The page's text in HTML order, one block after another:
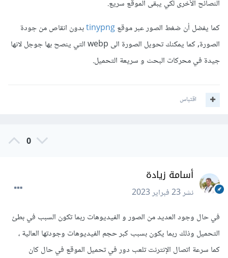
النصائح الأخرى لكي يبقى الموقع سريع.
كما يفضل أن ضغط الصور عبر موقعtinypng بدون انقاص من جودة
الصورة, كما يمكنك تحويل الصورة الى webp التي ينصح بها جوجل لانها
جيدة في محركات البحث و سريعة التحميل.
اقتباس
0
أسامة زيادة
نشر23 فبراير 2023
في حال وجود العديد من الصور و الفيديوهات ربما تكون السبب في بطئ
التحميل وذلك ربما يكون بسبب كبر حجم الفيديوهات وجودتها العالية ،
كما سرعة اتصال الإنترنت تلعب دور في تحميل الموقع في حال كان